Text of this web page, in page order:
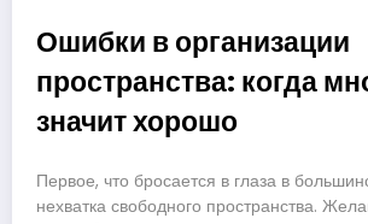
Ошибки в организации
пространства: когда
значит хорошо
Первое, что бросается в глаза в
нехватка свободного пространства.